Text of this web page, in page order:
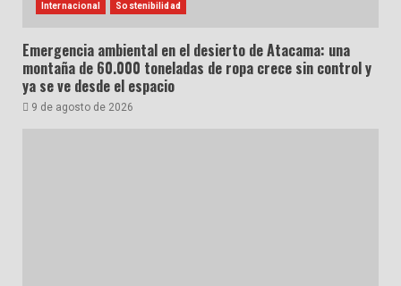
Internacional Sostenibilidad
Emergencia ambiental en el desierto de Atacama: una
montaña de 60.000 toneladas de ropa crece sin control y
ya se ve desde el espacio
9 de agosto de 2026